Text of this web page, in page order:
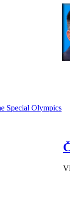
Special Olympics